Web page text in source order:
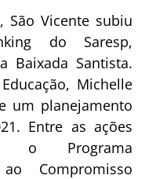
Vicente subiu
do Saresp,
Baixada Santista.
Michelle
um planejamento
Entre as ações
o Programa
Compromisso